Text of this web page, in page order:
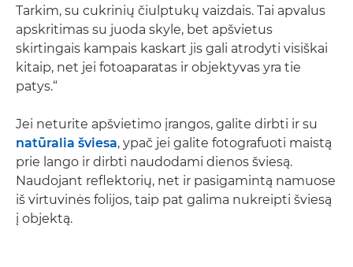
Tarkim, su cukrinių čiulptukų vaizdais. Tai apvalus
apskritimas su juoda skyle, bet apšvietus
skirtingais kampais kaskart jis gali atrodyti visiškai
kitaip, net jei fotoaparatas ir objektyvas yra tie
patys.“
Jei neturite apšvietimo įrangos, galite dirbti ir su
natūralia šviesa, ypač jei galite fotografuoti maistą
prie lango ir dirbti naudodami dienos šviesą.
Naudojant reflektorių, net ir pasigamintą namuose
iš virtuvinės folijos, taip pat galima nukreipti šviesą
į objektą.